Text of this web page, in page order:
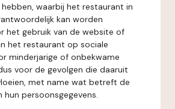
waarbij het restaurant in
kan worden
het gebruik van de website of
het restaurant op sociale
minderjarige of onbekwame
voor de gevolgen die daaruit
met name wat betreft de
hun persoonsgegevens.